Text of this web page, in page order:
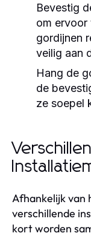
Bevestig
om ervoor
gordijnen
veilig aan
Hang de
de
ze soepel
Afhankelijk van
verschillende
kort worden